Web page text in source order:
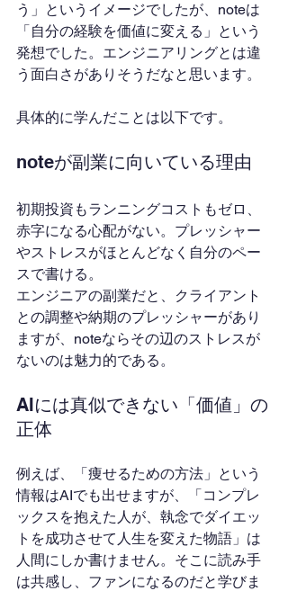
う」というイメージでしたが、noteは
「自分の経験を価値に変える」という
発想でした。エンジニアリングとは違
う面白さがありそうだなと思います。
具体的に学んだことは以下です。
noteが副業に向いている理由
初期投資もランニングコストもゼロ、
赤字になる心配がない。プレッシャー
やストレスがほとんどなく自分のペー
スで書ける。
エンジニアの副業だと、クライアント
との調整や納期のプレッシャーがあり
ますが、noteならその辺のストレスが
ないのは魅力的である。
AIには真似できない「価値」の
正体
例えば、「痩せるための方法」という
情報はAIでも出せますが、「コンプレ
ックスを抱えた人が、執念でダイエッ
トを成功させて人生を変えた物語」は
人間にしか書けません。そこに読み手
は共感し、ファンになるのだと学びま